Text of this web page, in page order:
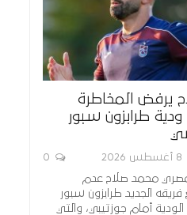
يرفض المخاطرة
طرابزون سبور
8 أغسطس 2026
محمد صلاح عدم
الجديد طرابزون سبور
أمام جوزتيبي، والتي